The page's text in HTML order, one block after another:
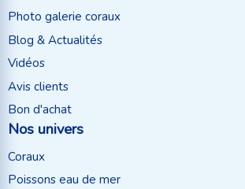
Photo galerie coraux
Blog & Actualités
Vidéos
Avis clients
Bon d'achat
Nos univers
Coraux
Poissons eau de mer